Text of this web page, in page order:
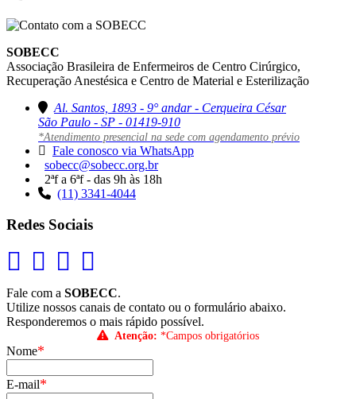
SOBECC
Associação Brasileira de Enfermeiros de Centro Cirúrgico,
Recuperação Anestésica e Centro de Material e Esterilização
Al. Santos, 1893 - 9° andar - Cerqueira César
São Paulo - SP - 01419-910
*Atendimento presencial na sede com agendamento prévio
Fale conosco via WhatsApp
sobecc@sobecc.org.br
2ªf a 6ªf - das 9h às 18h
(11) 3341-4044
Redes Sociais
Fale com a SOBECC.
Utilize nossos canais de contato ou o formulário abaixo.
Responderemos o mais rápido possível.
Atenção: *Campos obrigatórios
Nome*
E-mail*